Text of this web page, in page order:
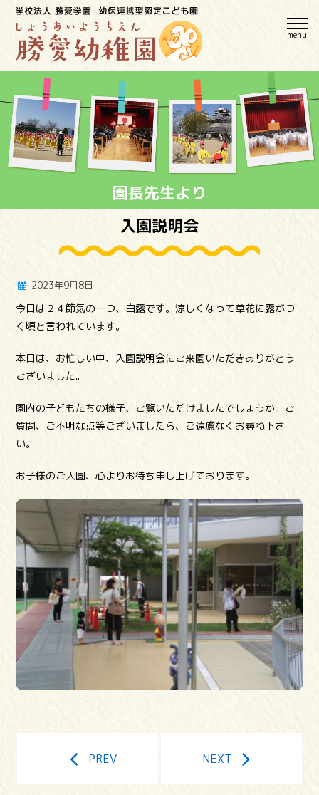
園長先生より
入園説明会
2023年9月8日
今日は２４節気の一つ、白露です。涼しくなって草花に露がつ
く頃と言われています。
本日は、お忙しい中、入園説明会にご来園いただきありがとう
ございました。
園内の子どもたちの様子、ご覧いただけましたでしょうか。ご
質問、ご不明な点等ございましたら、ご遠慮なくお尋ね下さ
い。
お子様のご入園、心よりお待ち申し上げております。
PREV NEXT
menu